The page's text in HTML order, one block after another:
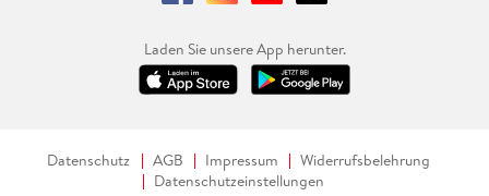
Laden Sie unsere App herunter.
Datenschutz AGB Impressum
Widerrufsbelehrung
Datenschutzeinstellungen